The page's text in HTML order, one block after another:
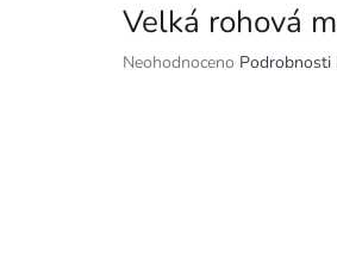
Velká rohová
Průměrné
Neohodnoceno Podrobnosti